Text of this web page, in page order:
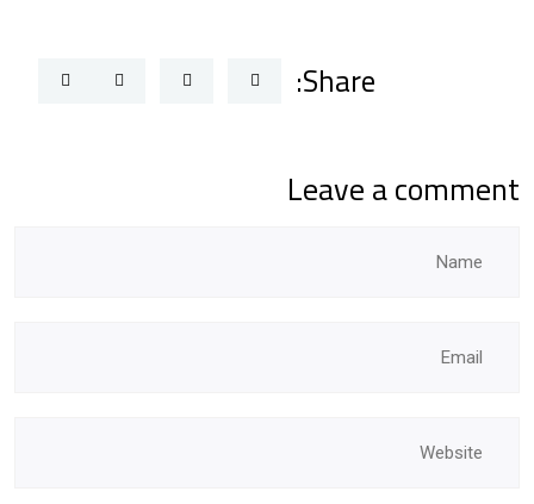
Share:
Leave a comment